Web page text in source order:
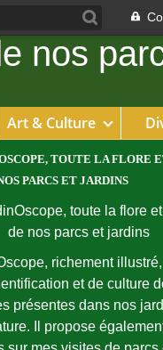
Art & Culture
TOUTE LA FLORE
PARCS ET JARDINS
richement
et de culture
présentes dans nos
Il propose